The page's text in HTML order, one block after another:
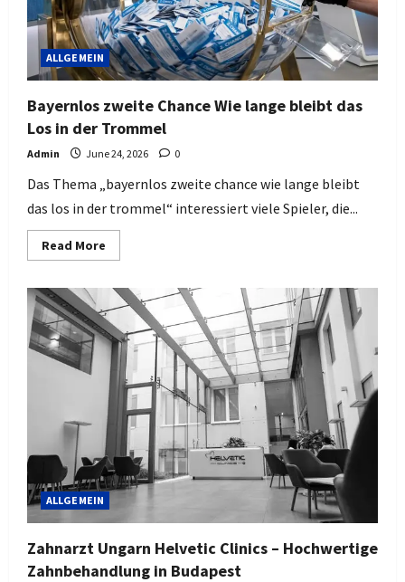
ALLGEMEIN
Bayernlos zweite Chance Wie lange bleibt das
Los in der Trommel
Admin June 24, 2026 0
Das Thema „bayernlos zweite chance wie lange bleibt
das los in der trommel“ interessiert viele Spieler, die...
Read More
more
zweite
Chance
Wie
lange
bleibt
das
Los
in
der
Trommel
ALLGEMEIN
Zahnarzt Ungarn Helvetic Clinics – Hochwertige
Zahnbehandlung in Budapest